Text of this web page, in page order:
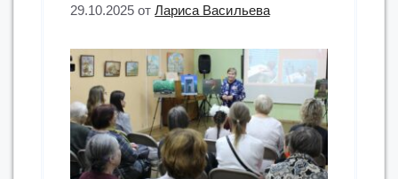
29.10.2025 отЛариса Васильева